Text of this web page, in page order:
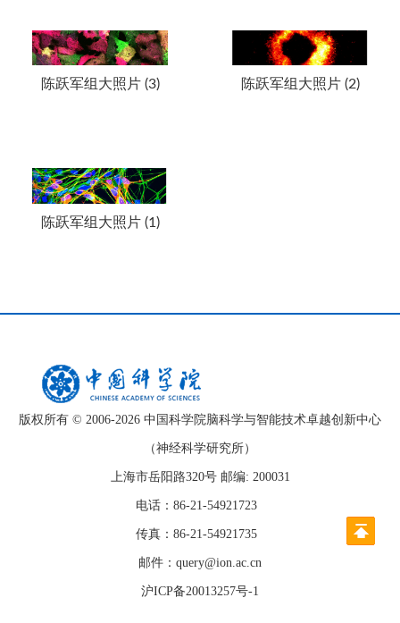
陈跃军组大照片 (3) 陈跃军组大照片 (2)
陈跃军组大照片 (1)
版权所有 © 2006-2026 中国科学院脑科学与智能技术卓越创新中心
（神经科学研究所）
上海市岳阳路320号 邮编: 200031
电话：86-21-54921723
传真：86-21-54921735
邮件：query@ion.ac.cn
沪ICP备20013257号-1